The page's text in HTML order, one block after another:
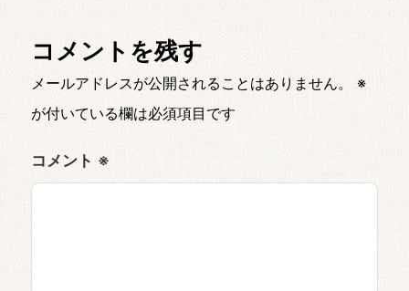
コメントを残す
メールアドレスが公開されることはありません。
※
が付いている欄は必須項目です
コメント ※